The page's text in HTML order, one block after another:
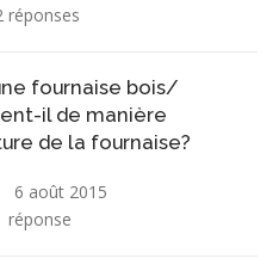
réponses
fournaise bois/
il de manière
de la fournaise?
6 août 2015
réponse